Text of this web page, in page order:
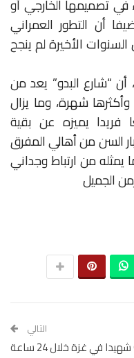
تصميمها الخارجي أو
أن التطور العمراني
الأخيرة لم ينجح
أن “شارع البدو” يعد من
شهرة، وما يزال
فريدا يميزه عن بقية
السن من أهالي المفرق
يمثله من ارتباط وجداني
الجميل
التالي